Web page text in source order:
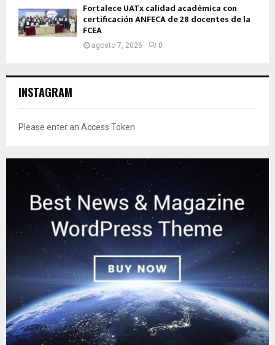
Fortalece UATx calidad académica con
certificación ANFECA de 28 docentes de la
FCEA
agosto 7, 2026 0
INSTAGRAM
Please enter an Access Token